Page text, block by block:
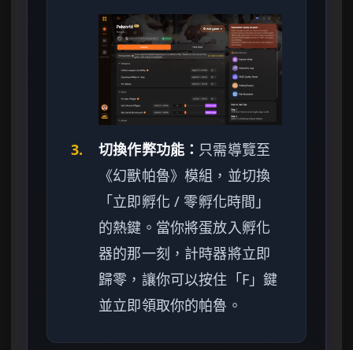
3. 切換作弊功能： 只需導覽至
《幻獸帕魯》模組，並切換
「立即孵化 / 零孵化時間」
的熱鍵。當你將蛋放入孵化
器的那一刻，計時器將立即
歸零，讓你可以按住「F」鍵
並立即領取你的帕魯。